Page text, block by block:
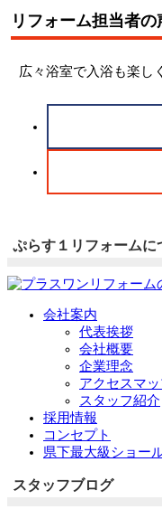
リフォーム担当者の
広々浴室で入浴も楽し
ぷらす１リフォームに
会社案内
代表挨拶
会社概要
企業理念
アクセスマ
スタッフ紹介
採用情報
コンセプト
県下最大級ショー
スタッフブログ